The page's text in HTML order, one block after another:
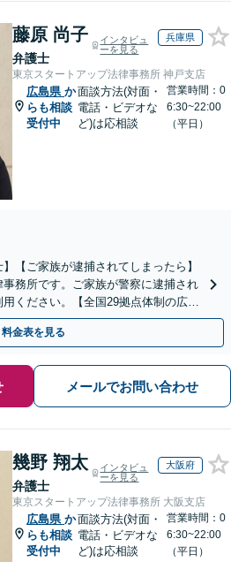
藤原 尚子
弁護士
インタビュ
ーを見る
兵庫県
東京スタートアップ法律事務所 神戸支店
広島県 か
らも相談
受付中
面談方法(対面・
電話・ビデオな
ど)は応相談
営業時間：0
6:30~22:00
（平日）
【ご家族が逮捕されてしまったら】
務所です。ご家族が警察に逮捕され
ください。【全国29拠点体制の広域
電話相談可(予約制)】
料金表を見る
メールでお問い合わせ
幾野 翔太
弁護士
インタビュ
ーを見る
大阪府
東京スタートアップ法律事務所 大阪支店
広島県 か
らも相談
受付中
面談方法(対面・
電話・ビデオな
ど)は応相談
営業時間：0
6:30~22:00
（平日）